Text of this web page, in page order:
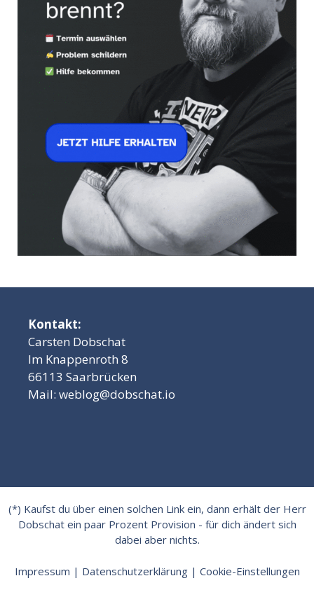
Kontakt:
Carsten Dobschat
Im Knappenroth 8
66113 Saarbrücken
Mail: weblog@dobschat.io
(*) Kaufst du über einen solchen Link ein, dann erhält der Herr
Dobschat ein paar Prozent Provision - für dich ändert sich
dabei aber nichts.
Impressum | Datenschutzerklärung| Cookie-Einstellungen